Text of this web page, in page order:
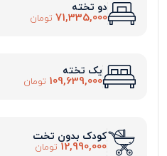
دو تخته
71,335,000 تومان
یک تخته
109,639,000 تومان
کودک بدون تخت
12,990,000 تومان